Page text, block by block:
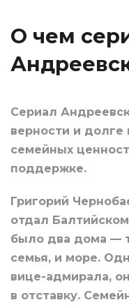
О чем
Сериал
верности и
семейных
поддержке.
Григорий
отдал
было два дома —
семья, и море.
вице-адмирала,
в отставку.